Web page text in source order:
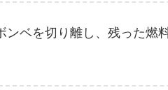
ベを切り離し、残った燃